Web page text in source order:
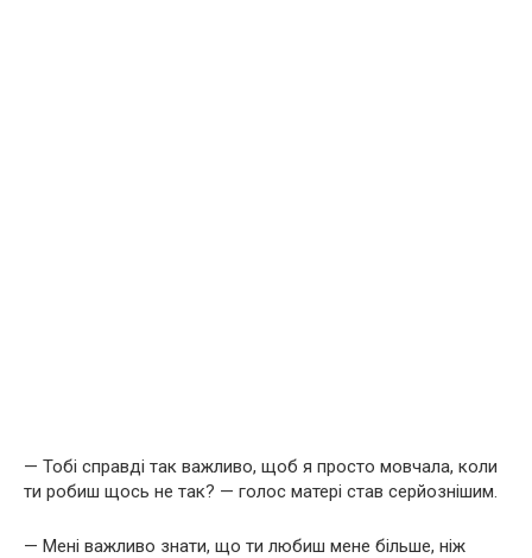
— Тобі справді так важливо, щоб я просто мовчала, коли
ти робиш щось не так? — голос матері став серйознішим.
— Мені важливо знати, що ти любиш мене більше, ніж